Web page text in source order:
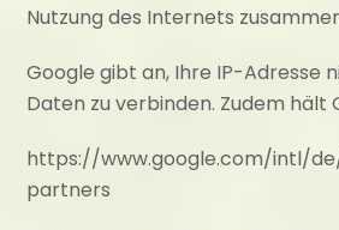
Nutzung des Internets
Google gibt an, Ihre IP-Adresse
Daten zu verbinden. Zudem hält
https://www.google.com/intl/
partners